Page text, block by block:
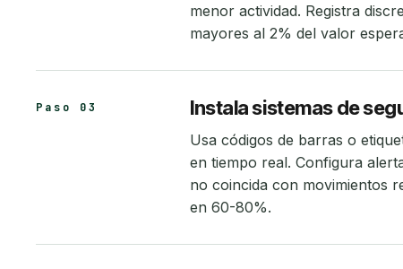
menor actividad. Registra
mayores al 2% del valor
Paso 03 Instala sistemas de
Usa códigos de barras o
en tiempo real. Configura
no coincida con movimientos
en 60-80%.